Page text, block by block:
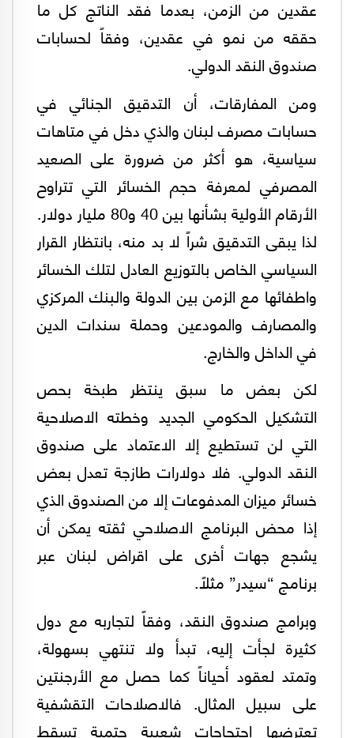
عقدين من الزمن، بعدما فقد الناتج كل ما
حققه من نمو في عقدين، وفقاً لحسابات
صندوق النقد الدولي.
ومن المفارقات، أن التدقيق الجنائي في
حسابات مصرف لبنان والذي دخل في متاهات
سياسية، هو أكثر من ضرورة على الصعيد
المصرفي لمعرفة حجم الخسائر التي تتراوح
الأرقام الأولية بشأنها بين 40 و80 مليار دولار.
لذا يبقى التدقيق شراً لا بد منه، بانتظار القرار
السياسي الخاص بالتوزيع العادل لتلك الخسائر
واطفائها مع الزمن بين الدولة والبنك المركزي
والمصارف والمودعين وحملة سندات الدين
في الداخل والخارج.
لكن بعض ما سبق ينتظر طبخة بحص
التشكيل الحكومي الجديد وخطته الاصلاحية
التي لن تستطيع إلا الاعتماد على صندوق
النقد الدولي. فلا دولارات طازجة تعدل بعض
خسائر ميزان المدفوعات إلا من الصندوق الذي
إذا محض البرنامج الاصلاحي ثقته يمكن أن
يشجع جهات أخرى على اقراض لبنان عبر
برنامج “سيدر” مثلاً.
وبرامج صندوق النقد، وفقاً لتجاربه مع دول
كثيرة لجأت إليه، تبدأ ولا تنتهي بسهولة،
وتمتد لعقود أحياناً كما حصل مع الأرجنتين
على سبيل المثال. فالاصلاحات التقشفية
تعترضها احتجاجات شعبية حتمية تسقط